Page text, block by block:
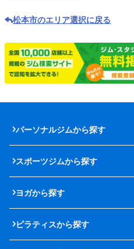
松本市のエリア選択に戻る
パーソナルジムから探す
スポーツジムから探す
ヨガから探す
ピラティスから探す